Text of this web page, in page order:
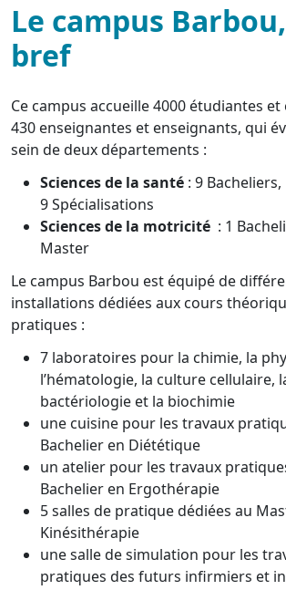
Le campus
bref
Ce campus accueille 4000 étudiantes
430 enseignantes et enseignants, qui
sein de deux départements :
Sciences de la santé : 9
9 Spécialisations
Sciences de la motricité : 1
Master
Le campus Barbou est équipé de
installations dédiées aux cours
pratiques :
7 laboratoires pour la chimie, la
l’hématologie, la culture cellulaire,
bactériologie et la biochimie
une cuisine pour les travaux
Bachelier en Diététique
un atelier pour les travaux
Bachelier en Ergothérapie
5 salles de pratique dédiées au
Kinésithérapie
une salle de simulation pour les
pratiques des futurs infirmiers et